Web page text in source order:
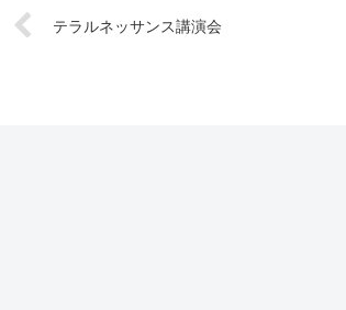
テラルネッサンス講演会